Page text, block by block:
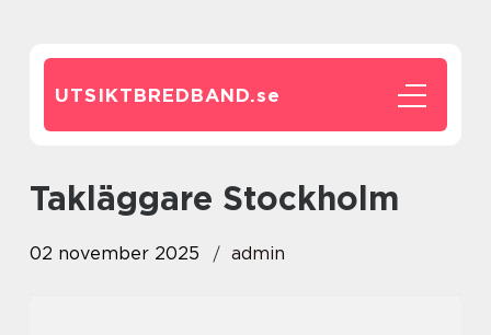
UTSIKTBREDBAND.se
Takläggare Stockholm
02 november 2025 admin